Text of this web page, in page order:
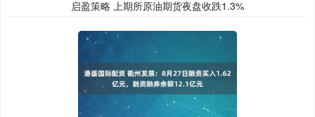
启盈策略 上期所原油期货夜盘收跌1.3%